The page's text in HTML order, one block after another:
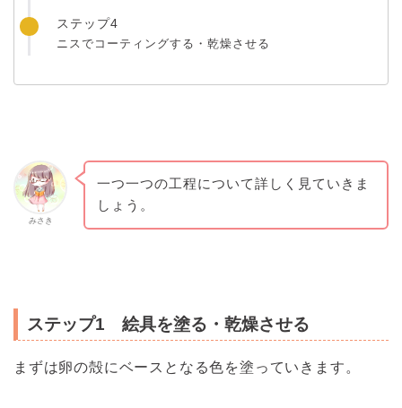
ステップ4
ニスでコーティングする・乾燥させる
みさき
一つ一つの工程について詳しく見ていきま
しょう。
ステップ1 絵具を塗る・乾燥させる
まずは卵の殻にベースとなる色を塗っていきます。